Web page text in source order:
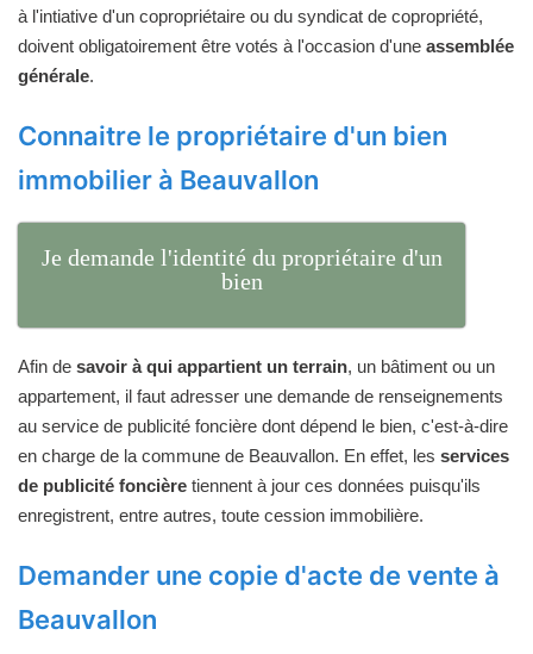
à l'intiative d'un copropriétaire ou du syndicat de copropriété,
doivent obligatoirement être votés à l'occasion d'une assemblée
générale.
Connaitre le propriétaire d'un bien
immobilier à Beauvallon
Je demande l'identité du propriétaire d'un
bien
Afin de savoir à qui appartient un terrain, un bâtiment ou un
appartement, il faut adresser une demande de renseignements
au service de publicité foncière dont dépend le bien, c'est-à-dire
en charge de la commune de Beauvallon. En effet, les services
de publicité foncière tiennent à jour ces données puisqu'ils
enregistrent, entre autres, toute cession immobilière.
Demander une copie d'acte de vente à
Beauvallon